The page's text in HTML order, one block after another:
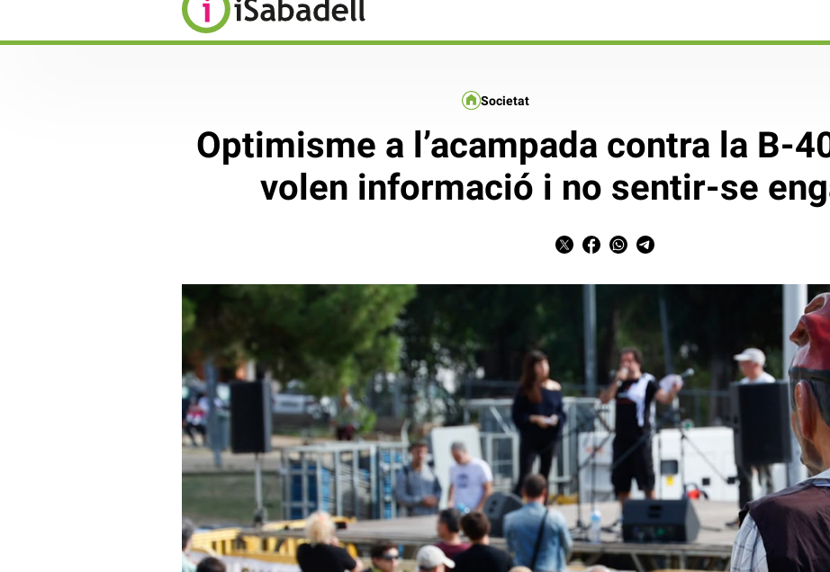
Societat
Optimisme a l’acampada contra la B-
volen informació i no sentir-se